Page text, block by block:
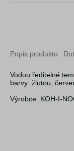
Popis produktu
Vodou ředitelné
barvy: žlutou,
Výrobce: KOH-I-